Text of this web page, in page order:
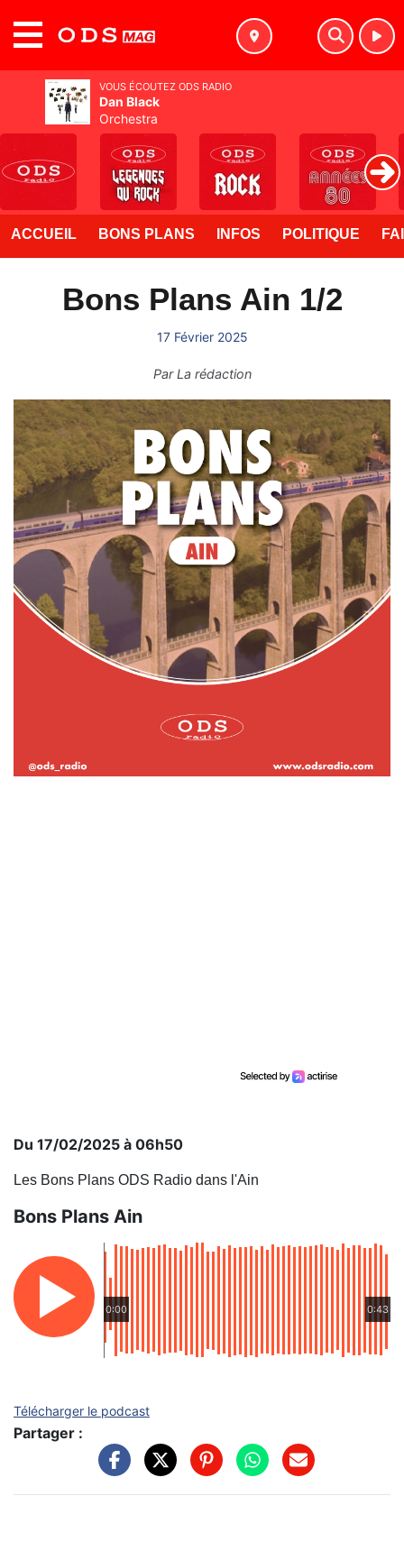
ACCUEIL BONS PLANS INFOS POLITIQUE
Bons Plans Ain 1/2
17 Février 2025
ParLa rédaction
Du 17/02/2025 à 06h50
Les Bons Plans ODS Radio dans l'Ain
Bons Plans Ain
0:00 0:43
Télécharger le podcast
Partager :
VOUS ÉCOUTEZ ODS RADIO
Dan Black
Orchestra